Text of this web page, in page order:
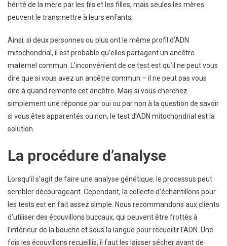
hérité de la mère par les fils et les filles, mais seules les mères
peuvent le transmettre à leurs enfants.
Ainsi, si deux personnes ou plus ont le même profil d’ADN
mitochondrial, il est probable qu’elles partagent un ancêtre
maternel commun. L’inconvénient de ce test est qu’il ne peut vous
dire que si vous avez un ancêtre commun – il ne peut pas vous
dire à quand remonte cet ancêtre. Mais si vous cherchez
simplement une réponse par oui ou par non à la question de savoir
si vous êtes apparentés ou non, le test d’ADN mitochondrial est la
solution.
La procédure d’analyse
Lorsqu’il s’agit de faire une analyse génétique, le processus peut
sembler décourageant. Cependant, la collecte d’échantillons pour
les tests est en fait assez simple. Nous recommandons aux clients
d’utiliser des écouvillons buccaux, qui peuvent être frottés à
l’intérieur de la bouche et sous la langue pour recueillir l’ADN. Une
fois les écouvillons recueillis, il faut les laisser sécher avant de